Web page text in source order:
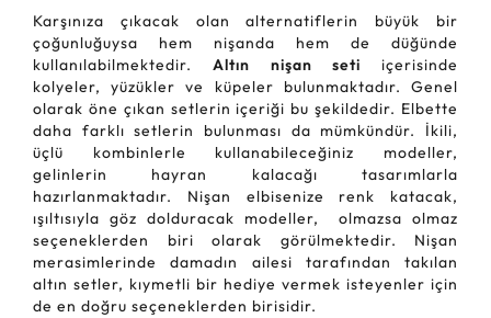
Karşınıza çıkacak olan alternatiflerin büyük bir
çoğunluğuysa hem nişanda hem de düğünde
kullanılabilmektedir. Altın nişan seti içerisinde
kolyeler, yüzükler ve küpeler bulunmaktadır. Genel
olarak öne çıkan setlerin içeriği bu şekildedir. Elbette
daha farklı setlerin bulunması da mümkündür. İkili,
üçlü kombinlerle kullanabileceğiniz modeller,
gelinlerin hayran kalacağı tasarımlarla
hazırlanmaktadır. Nişan elbisenize renk katacak,
ışıltısıyla göz dolduracak modeller, olmazsa olmaz
seçeneklerden biri olarak görülmektedir. Nişan
merasimlerinde damadın ailesi tarafından takılan
altın setler, kıymetli bir hediye vermek isteyenler için
de en doğru seçeneklerden birisidir.